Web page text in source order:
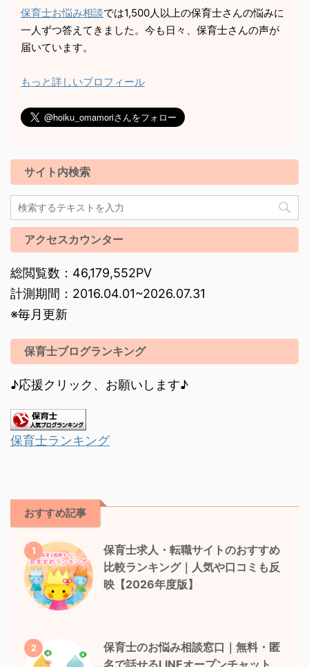
保育士お悩み相談では1,500人以上の保育士さんの悩みに
一人ずつ答えてきました。今も日々、保育士さんの声が
届いています。
もっと詳しいプロフィール
サイト内検索
アクセスカウンター
総閲覧数：46,179,552PV
計測期間：2016.04.01~2026.07.31
※毎月更新
保育士ブログランキング
♪応援クリック、お願いします♪
保育士ランキング
おすすめ記事
1
保育士求人・転職サイトのおすすめ
比較ランキング｜人気や口コミも反
映【2026年度版】
2
保育士のお悩み相談窓口｜無料・匿
名で話せるLINEオープンチャット